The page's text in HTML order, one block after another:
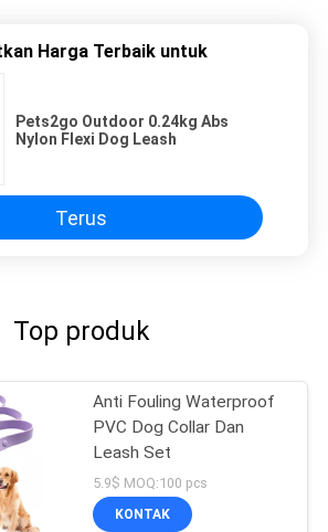
Harga Terbaik untuk
Pets2go Outdoor 0.24kg Abs
Nylon Flexi Dog Leash
Terus
Top produk
Anti Fouling Waterproof
PVC Dog Collar Dan
Leash Set
5.9$ MOQ:100 pcs
KONTAK